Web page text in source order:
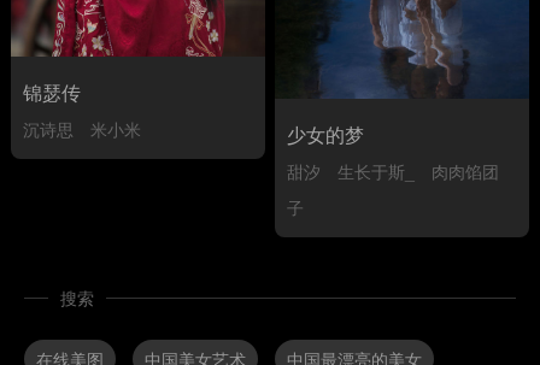
锦瑟传
沉诗思 米小米 少女的梦
甜汐 生长于斯_
肉肉馅团
子
搜索
在线美图 中国美女艺术 中国最漂亮的美女